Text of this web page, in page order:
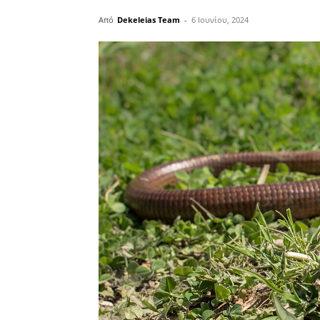
Από Dekeleias Team - 6 Ιουνίου, 2024